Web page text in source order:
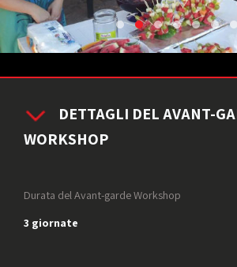
DETTAGLI DEL AVANT-
WORKSHOP
Durata del Avant-garde Workshop
3 giornate